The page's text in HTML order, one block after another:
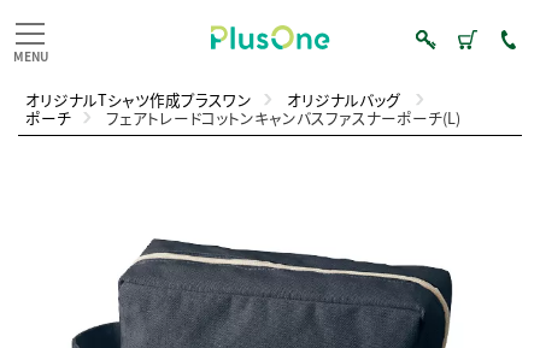
オリジナルTシャツ作成プラスワン オリジナルバッグ
ポーチ フェアトレードコットンキャンバスファスナーポーチ(L)